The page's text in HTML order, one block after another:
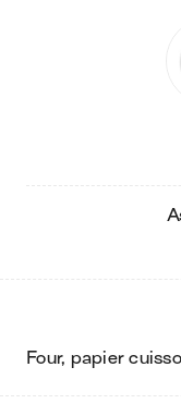
four, papier